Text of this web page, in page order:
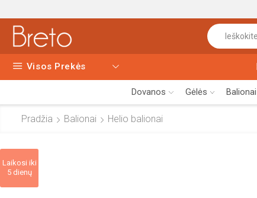
Visos Prekės
Dovanos Gėlės Balionai
Pradžia Balionai Helio balionai
Laikosi iki
5 dienų